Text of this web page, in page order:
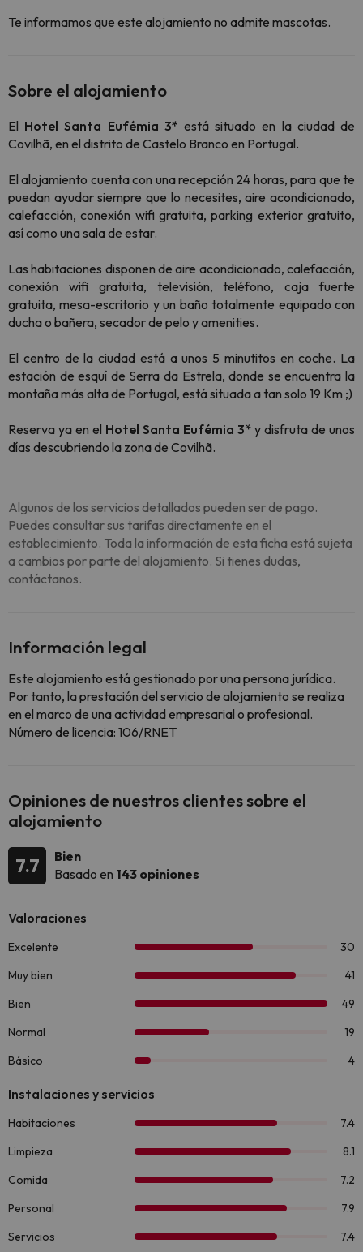
Te informamos que este alojamiento no admite mascotas.
Sobre el alojamiento
El Hotel Santa Eufémia 3* está situado en la ciudad de
Covilhã, en el distrito de Castelo Branco en Portugal.
El alojamiento cuenta con una recepción 24 horas, para que te
puedan ayudar siempre que lo necesites, aire acondicionado,
calefacción, conexión wifi gratuita, parking exterior gratuito,
así como una sala de estar.
Las habitaciones disponen de aire acondicionado, calefacción,
conexión wifi gratuita, televisión, teléfono, caja fuerte
gratuita, mesa-escritorio y un baño totalmente equipado con
ducha o bañera, secador de pelo y amenities.
El centro de la ciudad está a unos 5 minutitos en coche. La
estación de esquí de Serra da Estrela, donde se encuentra la
montaña más alta de Portugal, está situada a tan solo 19 Km ;)
Reserva ya en el Hotel Santa Eufémia 3* y disfruta de unos
días descubriendo la zona de Covilhã.
Algunos de los servicios detallados pueden ser de pago.
Puedes consultar sus tarifas directamente en el
establecimiento. Toda la información de esta ficha está sujeta
a cambios por parte del alojamiento. Si tienes dudas,
contáctanos.
Información legal
Este alojamiento está gestionado por una persona jurídica.
Por tanto, la prestación del servicio de alojamiento se realiza
en el marco de una actividad empresarial o profesional.
Número de licencia: 106/RNET
Opiniones de nuestros clientes sobre el
alojamiento
7.7
Bien
Basado en 143 opiniones